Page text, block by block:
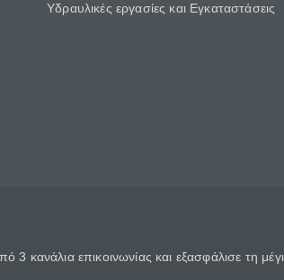
Υδραυλικές εργασίες και Εγκαταστάσεις
κανάλια επικοινωνίας και εξασφάλισε τη